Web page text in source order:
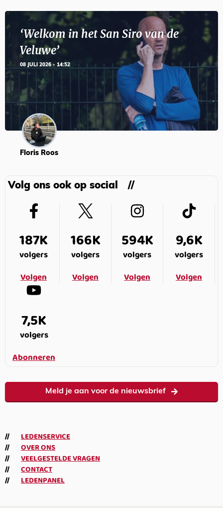
‘Welkom in het San Siro van de
Veluwe’
08 JULI 2026 - 14:52
Floris Roos
Volg ons ook op social
187K
volgers
Volgen
166K
volgers
Volgen
594K
volgers
Volgen
9,6K
volgers
Volgen
7,5K
volgers
Abonneren
Meld je aan voor de nieuwsbrief
LEDENSERVICE
OVER ONS
VEELGESTELDE VRAGEN
CONTACT
LEDENPANEL